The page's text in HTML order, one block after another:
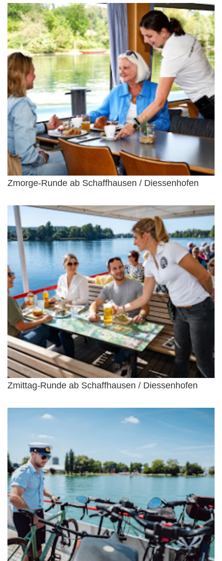
Zmorge-Runde ab Schaffhausen / Diessenhofen
Zmittag-Runde ab Schaffhausen / Diessenhofen